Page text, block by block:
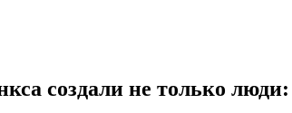
создали не только люди: